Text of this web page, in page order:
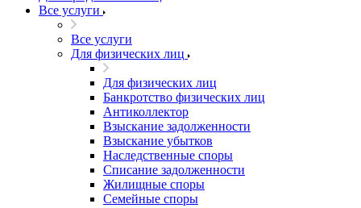
Все услуги
Все услуги
Для физических лиц
Для физических лиц
Банкротство физических лиц
Антиколлектор
Взыскание задолженности
Взыскание убытков
Наследственные споры
Списание задолженности
Жилищные споры
Семейные споры